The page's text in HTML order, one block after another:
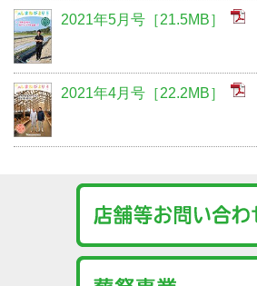
2021年5月号［21.5MB］
2021年4月号［22.2MB］